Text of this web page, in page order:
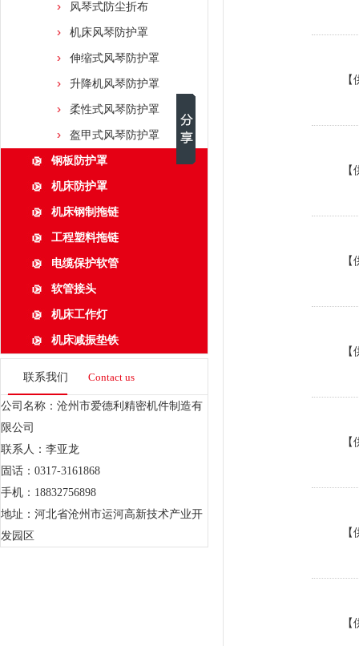
风琴式防尘折布
机床风琴防护罩
伸缩式风琴防护罩
升降机风琴防护罩
柔性式风琴防护罩
盔甲式风琴防护罩
钢板防护罩
机床防护罩
机床钢制拖链
工程塑料拖链
电缆保护软管
软管接头
机床工作灯
机床减振垫铁
联系我们 Contact us
公司名称：沧州市爱德利精密机件制造有
限公司
联系人：李亚龙
固话：0317-3161868
手机：18832756898
地址：河北省沧州市运河高新技术产业开
发园区